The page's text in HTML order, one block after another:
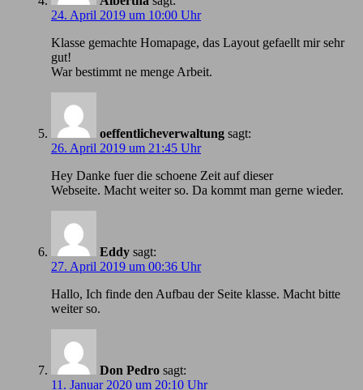
24. April 2019 um 10:00 Uhr
Klasse gemachte Homapage, das Layout gefaellt mir sehr
gut!
War bestimmt ne menge Arbeit.
oeffentlicheverwaltung sagt:
26. April 2019 um 21:45 Uhr
Hey Danke fuer die schoene Zeit auf dieser
Webseite. Macht weiter so. Da kommt man gerne wieder.
Eddy sagt:
27. April 2019 um 00:36 Uhr
Hallo, Ich finde den Aufbau der Seite klasse. Macht bitte
weiter so.
Don Pedro sagt:
11. Januar 2020 um 20:10 Uhr